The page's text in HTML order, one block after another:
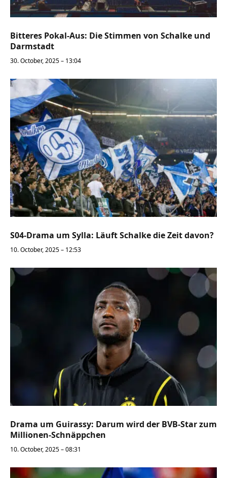
Bitteres Pokal-Aus: Die Stimmen von Schalke und
Darmstadt
30. October, 2025 – 13:04
S04-Drama um Sylla: Läuft Schalke die Zeit davon?
10. October, 2025 – 12:53
Drama um Guirassy: Darum wird der BVB-Star zum
Millionen-Schnäppchen
10. October, 2025 – 08:31